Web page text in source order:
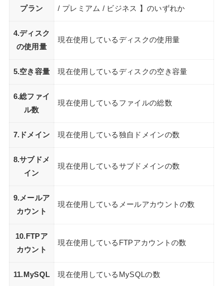
プラン
/ プレミアム / ビジネス 】のいずれか
4.ディスク
の使用量
現在使用しているディスクの使用量
5.空き容量 現在使用しているディスクの空き容量
6.総ファイ
ル数
現在使用しているファイルの総数
7.ドメイン 現在使用している独自ドメインの数
8.サブドメ
イン
現在使用しているサブドメインの数
9.メールア
カウント
現在使用しているメールアカウントの数
10.FTPア
カウント
現在使用しているFTPアカウントの数
11.MySQL 現在使用しているMySQLの数